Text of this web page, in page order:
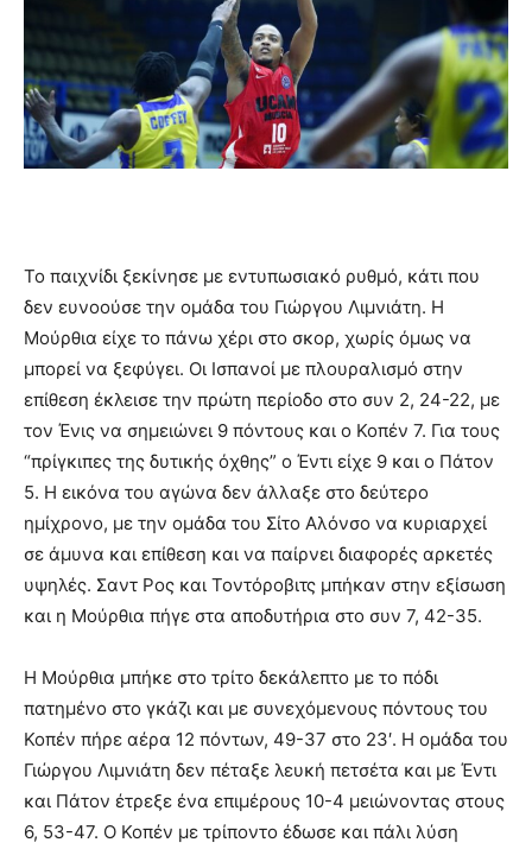
Το παιχνίδι ξεκίνησε με εντυπωσιακό ρυθμό, κάτι που
δεν ευνοούσε την ομάδα του Γιώργου Λιμνιάτη. Η
Μούρθια είχε το πάνω χέρι στο σκορ, χωρίς όμως να
μπορεί να ξεφύγει. Οι Ισπανοί με πλουραλισμό στην
επίθεση έκλεισε την πρώτη περίοδο στο συν 2, 24-22, με
τον Ένις να σημειώνει 9 πόντους και ο Κοπέν 7. Για τους
“πρίγκιπες της δυτικής όχθης” ο Έντι είχε 9 και ο Πάτον
5. Η εικόνα του αγώνα δεν άλλαξε στο δεύτερο
ημίχρονο, με την ομάδα του Σίτο Αλόνσο να κυριαρχεί
σε άμυνα και επίθεση και να παίρνει διαφορές αρκετές
υψηλές. Σαντ Ρος και Τοντόροβιτς μπήκαν στην εξίσωση
και η Μούρθια πήγε στα αποδυτήρια στο συν 7, 42-35.
Η Μούρθια μπήκε στο τρίτο δεκάλεπτο με το πόδι
πατημένο στο γκάζι και με συνεχόμενους πόντους του
Κοπέν πήρε αέρα 12 πόντων, 49-37 στο 23′. H ομάδα του
Γιώργου Λιμνιάτη δεν πέταξε λευκή πετσέτα και με Έντι
και Πάτον έτρεξε ένα επιμέρους 10-4 μειώνοντας στους
6, 53-47. Ο Κοπέν με τρίποντο έδωσε και πάλι λύση